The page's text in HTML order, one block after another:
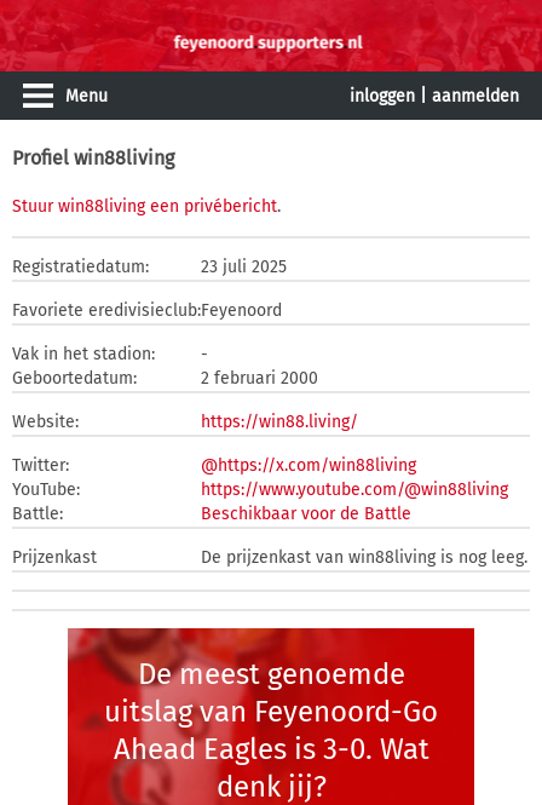
Menu inloggen aanmelden
Profiel win88living
Stuur win88living een privébericht.
Registratiedatum: 23 juli 2025
Favoriete eredivisieclub:Feyenoord
Vak in het stadion:
-
Geboortedatum:
2 februari 2000
Website: https://win88.living/
Twitter:
@https://x.com/win88living
YouTube:
https://www.youtube.com/@win88living
Battle:
Beschikbaar voor de Battle
Prijzenkast De prijzenkast van win88living is nog leeg.
De meest genoemde
uitslag van Feyenoord-Go
Ahead Eagles is 3-0. Wat
denk jij?